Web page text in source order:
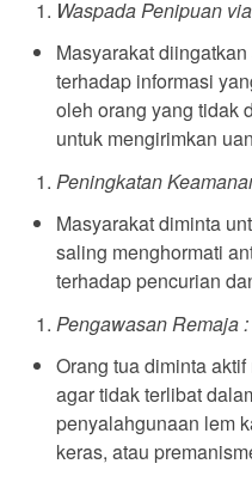
Waspada Penipuan
Masyarakat
terhadap informasi
oleh orang yang tidak
untuk mengirimkan
Peningkatan
Masyarakat diminta
saling menghormati
terhadap pencurian
Pengawasan Remaja :
Orang tua diminta
agar tidak terlibat
penyalahgunaan lem
keras, atau